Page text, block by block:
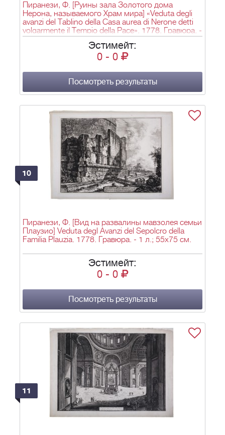
Пиранези, Ф. [Руины зала Золотого дома
Нерона, называемого Храм мира] «Veduta degli
avanzi del Tablino della Casa aurea di Nerone detti
volgarmente il Tempio della Pace». 1778. Гравюра. -
1 л.; 55х75 см.
Эстимейт:
0 - 0
Посмотреть результаты
10
Пиранези, Ф. [Вид на развалины мавзолея семьи
Плаузио] Veduta degl Avanzi del Sepolcro della
Familia Plauzia. 1778. Гравюра. - 1 л.; 55х75 см.
Эстимейт:
0 - 0
Посмотреть результаты
11